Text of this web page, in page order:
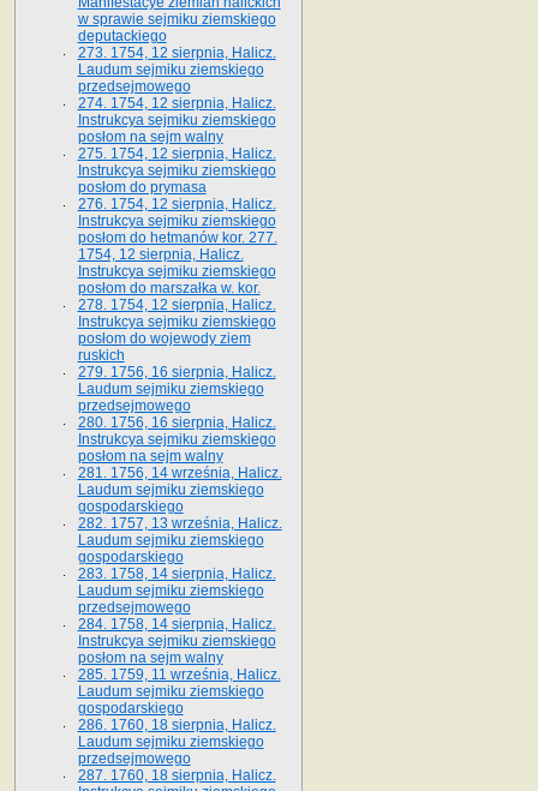
w sprawie sejmiku ziemskiego
deputackiego
273. 1754, 12 sierpnia, Halicz.
Laudum sejmiku ziemskiego
przedsejmowego
274. 1754, 12 sierpnia, Halicz.
Instrukcya sejmiku ziemskiego
posłom na sejm walny
275. 1754, 12 sierpnia, Halicz.
Instrukcya sejmiku ziemskiego
posłom do prymasa
276. 1754, 12 sierpnia, Halicz.
Instrukcya sejmiku ziemskiego
posłom do hetmanów kor. 277.
1754, 12 sierpnia, Halicz.
Instrukcya sejmiku ziemskiego
posłom do marszałka w. kor.
278. 1754, 12 sierpnia, Halicz.
Instrukcya sejmiku ziemskiego
posłom do wojewody ziem
ruskich
279. 1756, 16 sierpnia, Halicz.
Laudum sejmiku ziemskiego
przedsejmowego
280. 1756, 16 sierpnia, Halicz.
Instrukcya sejmiku ziemskiego
posłom na sejm walny
281. 1756, 14 września, Halicz.
Laudum sejmiku ziemskiego
gospodarskiego
282. 1757, 13 września, Halicz.
Laudum sejmiku ziemskiego
gospodarskiego
283. 1758, 14 sierpnia, Halicz.
Laudum sejmiku ziemskiego
przedsejmowego
284. 1758, 14 sierpnia, Halicz.
Instrukcya sejmiku ziemskiego
posłom na sejm walny
285. 1759, 11 września, Halicz.
Laudum sejmiku ziemskiego
gospodarskiego
286. 1760, 18 sierpnia, Halicz.
Laudum sejmiku ziemskiego
przedsejmowego
287. 1760, 18 sierpnia, Halicz.